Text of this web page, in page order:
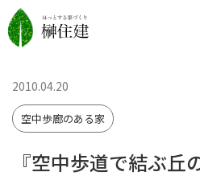
『空中歩道で結ぶ
2010.04.20
空中歩廊のある家